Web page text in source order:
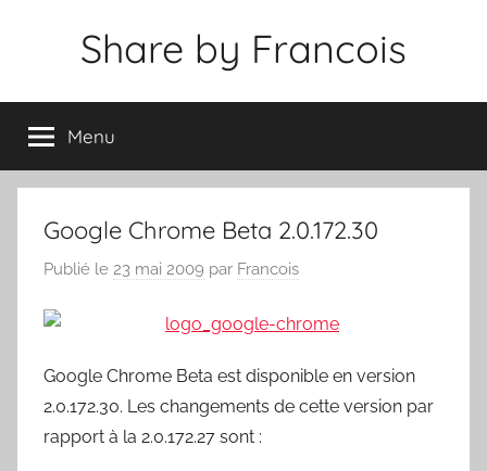
Share by Francois
Menu
Google Chrome Beta 2.0.172.30
Publié le 23 mai 2009 par Francois
Google Chrome Beta est disponible en version
2.0.172.30. Les changements de cette version par
rapport à la 2.0.172.27 sont :